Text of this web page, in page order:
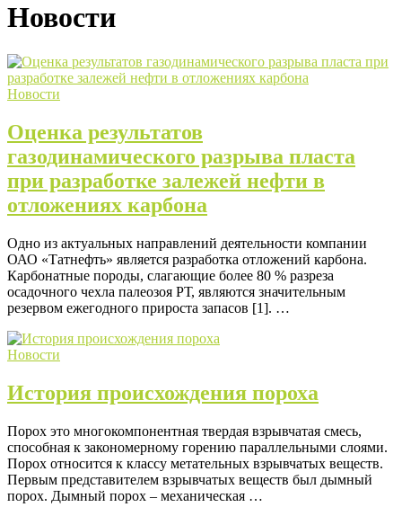
Новости
Новости
Новости
Оценка результатов
газодинамического разрыва пласта
при разработке залежей нефти в
отложениях карбона
Одно из актуальных направлений деятельности компании
ОАО «Татнефть» является разработка отложений карбона.
Карбонатные породы, слагающие более 80 % разреза
осадочного чехла палеозоя РТ, являются значительным
резервом ежегодного прироста запасов [1]. …
Новости
История происхождения пороха
Порох это многокомпонентная твердая взрывчатая смесь,
способная к закономерному горению параллельными слоями.
Порох относится к классу метательных взрывчатых веществ.
Первым представителем взрывчатых веществ был дымный
порох. Дымный порох – механическая …